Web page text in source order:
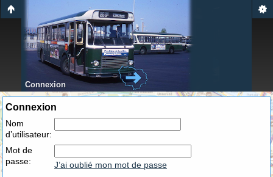
Connexion
Connexion
Nom
d’utilisateur:
Mot de
passe:
J’ai oublié mon mot de passe